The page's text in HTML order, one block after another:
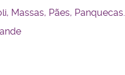
Massas, Pães, Panquecas.